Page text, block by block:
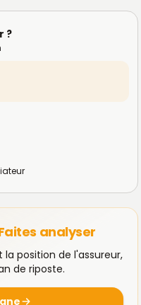
?
analyser
position de l'assureur,
de riposte.